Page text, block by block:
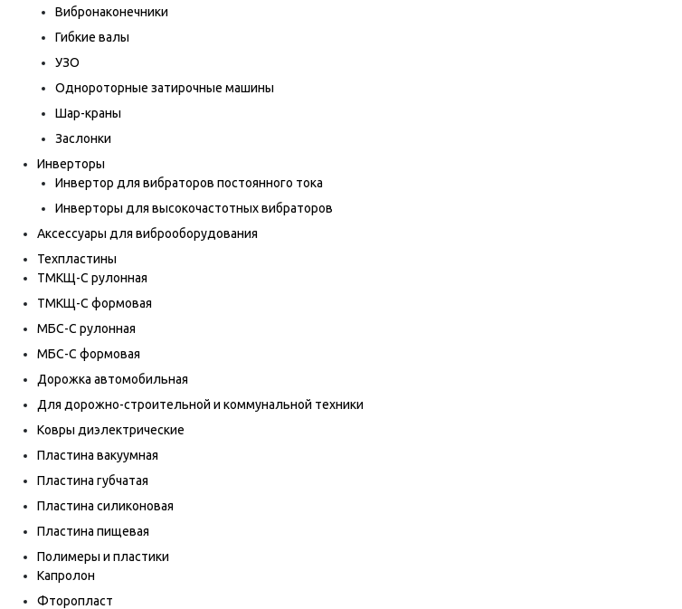
Вибронаконечники
Гибкие валы
УЗО
Однороторные затирочные машины
Шар-краны
Заслонки
Инверторы
Инвертор для вибраторов постоянного тока
Инверторы для высокочастотных вибраторов
Аксессуары для виброоборудования
Техпластины
ТМКЩ-С рулонная
ТМКЩ-С формовая
МБС-С рулонная
МБС-С формовая
Дорожка автомобильная
Для дорожно-строительной и коммунальной техники
Ковры диэлектрические
Пластина вакуумная
Пластина губчатая
Пластина силиконовая
Пластина пищевая
Полимеры и пластики
Капролон
Фторопласт